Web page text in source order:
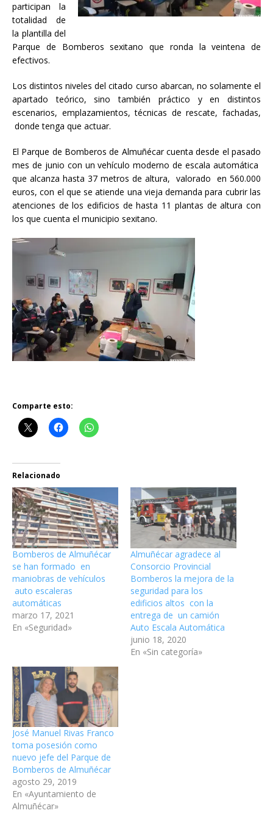
participan la
totalidad de
la plantilla del
Parque de Bomberos sexitano que ronda la veintena de
efectivos.
Los distintos niveles del citado curso abarcan, no solamente el
apartado teórico, sino también práctico y en distintos
escenarios, emplazamientos, técnicas de rescate, fachadas,
donde tenga que actuar.
El Parque de Bomberos de Almuñécar cuenta desde el pasado
mes de junio con un vehículo moderno de escala automática
que alcanza hasta 37 metros de altura, valorado en 560.000
euros, con el que se atiende una vieja demanda para cubrir las
atenciones de los edificios de hasta 11 plantas de altura con
los que cuenta el municipio sexitano.
Comparte esto:
Relacionado
Bomberos de Almuñécar
se han formado en
maniobras de vehículos
auto escaleras
automáticas
marzo 17, 2021
En «Seguridad»
Almuñécar agradece al
Consorcio Provincial
Bomberos la mejora de la
seguridad para los
edificios altos con la
entrega de un camión
Auto Escala Automática
junio 18, 2020
En «Sin categoría»
José Manuel Rivas Franco
toma posesión como
nuevo jefe del Parque de
Bomberos de Almuñécar
agosto 29, 2019
En «Ayuntamiento de
Almuñécar»